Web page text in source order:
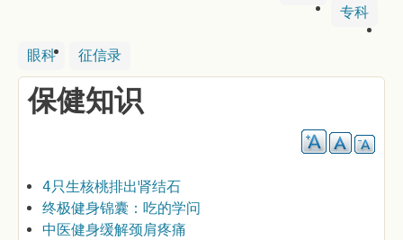
专科
眼科 征信录
保健知识
4只生核桃排出肾结石
终极健身锦囊：吃的学问
中医健身缓解颈肩疼痛